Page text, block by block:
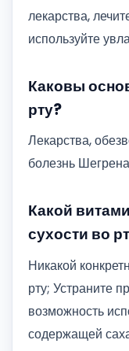
лекарства,
используйте
Каковы
рту?
Лекарства,
болезнь
Какой
сухости во
Никакой
рту; Устраните
возможность
содержащей